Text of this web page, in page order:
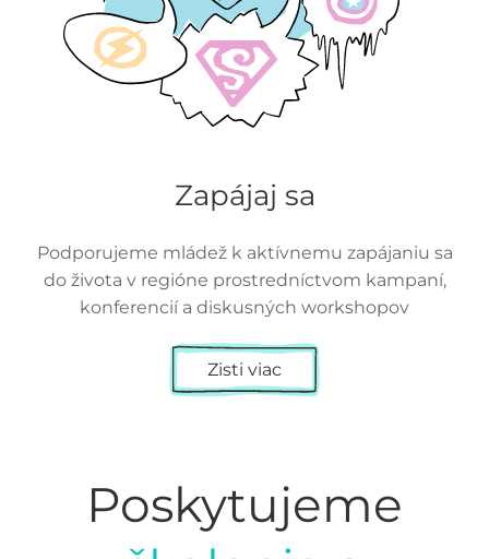
Zapájaj sa
Podporujeme mládež k aktívnemu zapájaniu sa
do života v regióne prostredníctvom kampaní,
konferencií a diskusných workshopov
Zisti viac
Poskytujeme